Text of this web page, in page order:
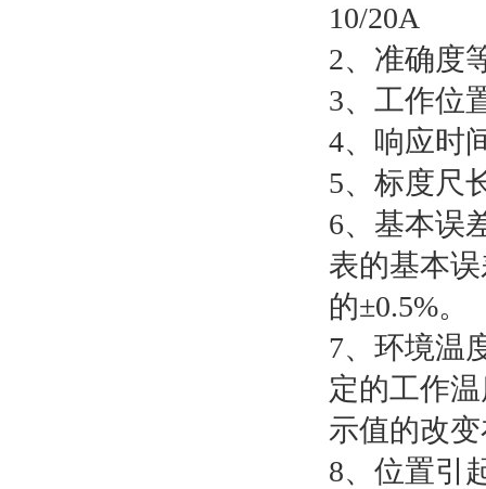
10/20A
2、准确度
3、工作位
4、响应时
5、标度尺
6、基本误
表的基本
的±0.5%。
7、环境温
定的工作
示值的改
8、位置引